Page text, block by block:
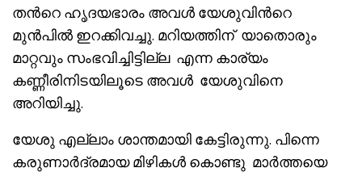
തൻറെ ഹൃദയഭാരം അവൾ യേശുവിൻറെ
മുൻപിൽ ഇറക്കിവച്ചു. മറിയത്തിന് യാതൊരും
മാറ്റവും സംഭവിച്ചിട്ടില്ല എന്ന കാര്യം
കണ്ണീരിനിടയിലൂടെ അവൾ യേശുവിനെ
അറിയിച്ചു.
യേശു എല്ലാം ശാന്തമായി കേട്ടിരുന്നു. പിന്നെ
കരുണാർദ്രമായ മിഴികൾ കൊണ്ടു മാർത്തയെ